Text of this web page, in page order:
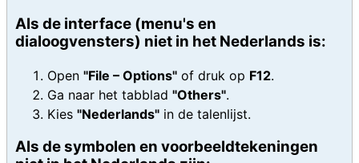
Als de interface (menu's en
dialoogvensters) niet in het Nederlands is:
Open "File – Options" of druk op F12.
Ga naar het tabblad "Others".
Kies "Nederlands" in de talenlijst.
Als de symbolen en voorbeeldtekeningen